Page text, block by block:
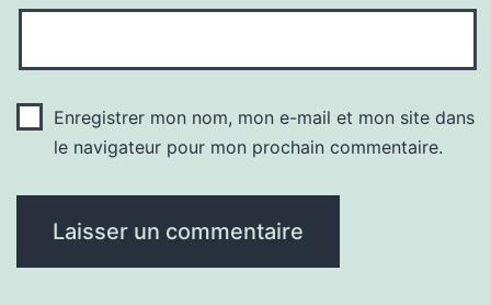
Enregistrer mon nom, mon e-mail et mon site dans
le navigateur pour mon prochain commentaire.